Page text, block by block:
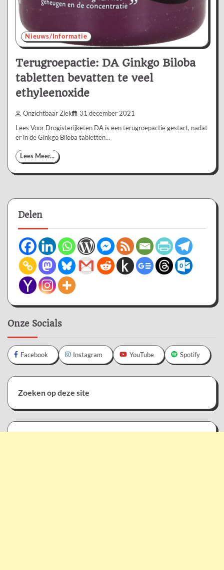
Nieuws/Informatie
Terugroepactie: DA Ginkgo Biloba
tabletten bevatten te veel
ethyleenoxide
Onzichtbaar Ziek 31 december 2021
Lees Voor Drogisterijketen DA is een terugroepactie gestart, nadat
er in de Ginkgo Biloba tabletten…
Lees Meer...
Delen
Onze Socials
Facebook Instagram YouTube Spotify
Zoeken op deze site